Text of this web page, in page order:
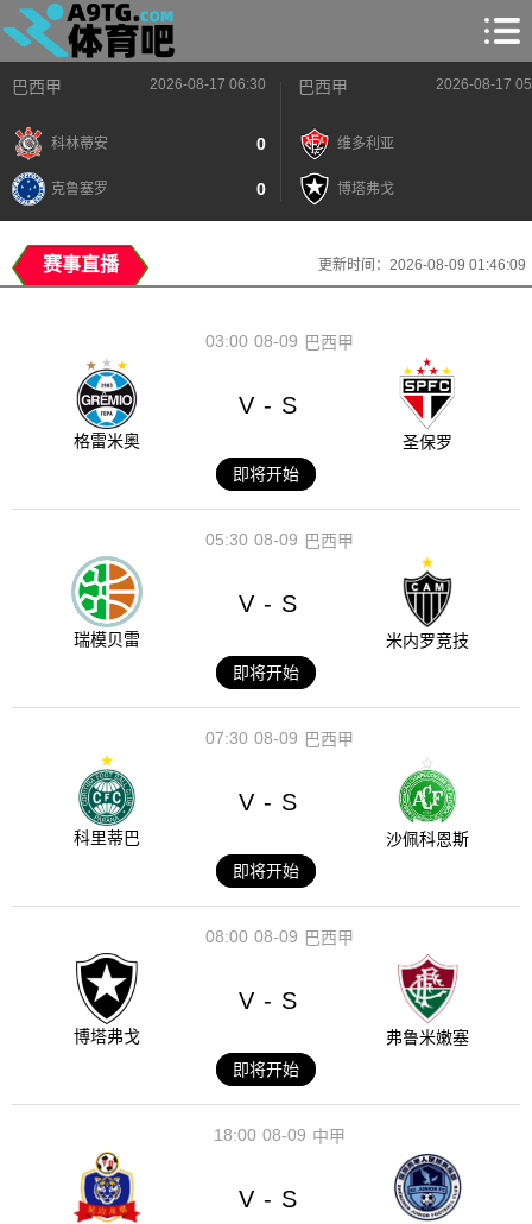
巴西甲 2026-08-17 06:30
科林蒂安 0
克鲁塞罗 0
巴西甲 2026-08-17
维多利亚
博塔弗戈
赛事直播 更新时间：2026-08-09 01:46:09
08-09
03:00 巴西甲
格雷米奥
V - S
圣保罗
即将开始
08-09
05:30 巴西甲
瑞模贝雷
V - S
米内罗竞技
即将开始
08-09
07:30 巴西甲
科里蒂巴
V - S
沙佩科恩斯
即将开始
08-09
08:00 巴西甲
博塔弗戈
V - S
弗鲁米嫩塞
即将开始
08-09
18:00 中甲
V - S